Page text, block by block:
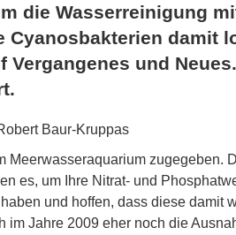
die Wasserreinigung
damit
und
Baur-Kruppas
Meerwasseraquarium zugegeben.
es, um Ihre Nitrat- und
und hoffen, dass diese damit
Jahre 2009 eher noch die